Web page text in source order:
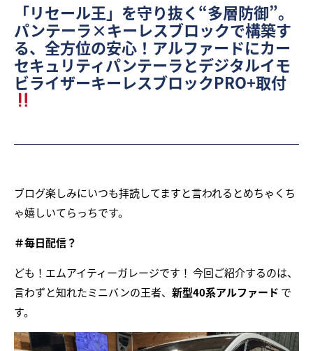
「リセール王」を守り抜く“多層防御”。
パンテーラ×キーレスブロックで構築す
る、全方位の安心！アルファードにカー
セキュリティパンテーラとデジタルイモ
ビライザーキーレスブロックPRO+取付
ブログ楽しみにいつも拝読してますと言われるとめちゃくち
ゃ嬉しいてらっちです。
＃毎日配信？
ども！エムアイティーガレージです！ 今回ご紹介するのは、
言わずと知れたミニバンの王者、 新型40系アルファード で
す。